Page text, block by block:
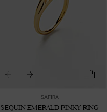
SAFIRA
SEQUIN EMERALD PINKY RING